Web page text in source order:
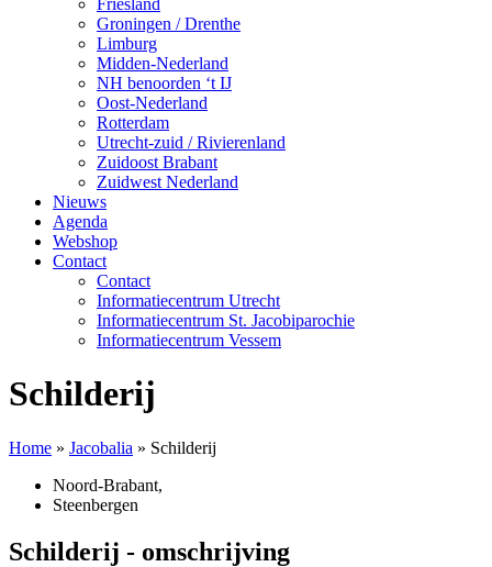
Friesland
Groningen / Drenthe
Limburg
Midden-Nederland
NH benoorden ‘t IJ
Oost-Nederland
Rotterdam
Utrecht-zuid / Rivierenland
Zuidoost Brabant
Zuidwest Nederland
Nieuws
Agenda
Webshop
Contact
Contact
Informatiecentrum Utrecht
Informatiecentrum St. Jacobiparochie
Informatiecentrum Vessem
Schilderij
Home » Jacobalia » Schilderij
Noord-Brabant,
Steenbergen
Schilderij - omschrijving